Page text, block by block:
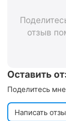
отзыв
Оставить
Поделитесь
Написать